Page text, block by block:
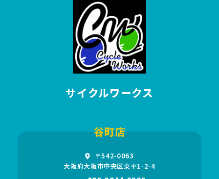
サイクルワークス
谷町店
〒542-0063
大阪府大阪市中央区東平1-2-4